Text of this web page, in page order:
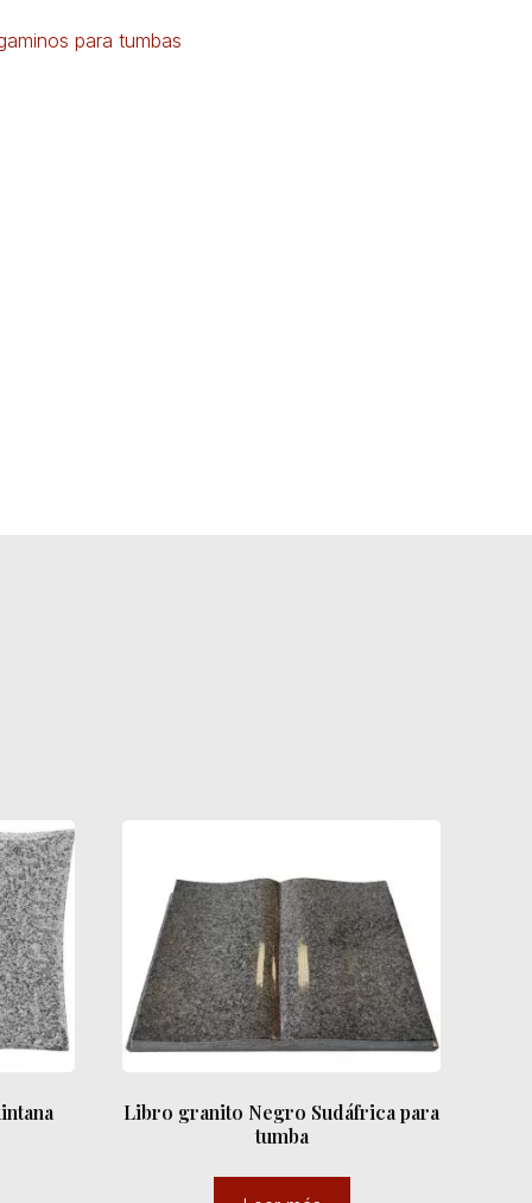
para tumbas
Libro granito Negro Sudáfrica para
tumba